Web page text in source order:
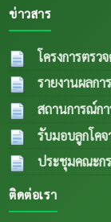
ข่าวสาร
โครงการตรว
ความผิดปกติด้
ปีงบประมาณ
รายงานผลก
สัตว์ประจำเดื
สถานการณ์ก
เล็ก PM 2.5
2569
รับมอบลูกโค
รายใหม่ (กร
เกษตรกรรา
สัตว์แก่เกษตร
ประชุมคณะก
โครงการเศร
ติดต่อเรา